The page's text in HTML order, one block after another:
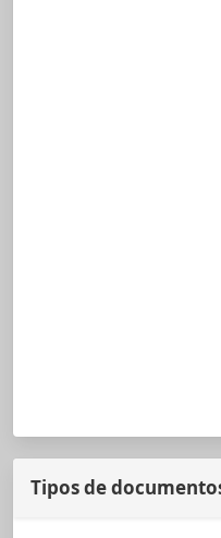
Tipos de